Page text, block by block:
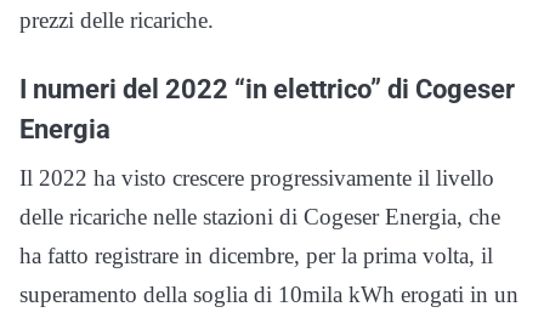
prezzi delle ricariche.
I numeri del 2022 “in elettrico” di Cogeser
Energia
Il 2022 ha visto crescere progressivamente il livello
delle ricariche nelle stazioni di Cogeser Energia, che
ha fatto registrare in dicembre, per la prima volta, il
superamento della soglia di 10mila kWh erogati in un